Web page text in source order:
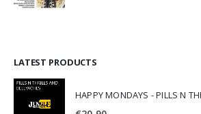
LATEST PRODUCTS